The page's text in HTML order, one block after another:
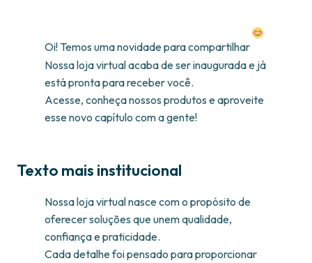
Oi! Temos uma novidade para compartilhar
Nossa loja virtual acaba de ser inaugurada e já
está pronta para receber você.
Acesse, conheça nossos produtos e aproveite
esse novo capítulo com a gente!
Texto mais institucional
Nossa loja virtual nasce com o propósito de
oferecer soluções que unem qualidade,
confiança e praticidade.
Cada detalhe foi pensado para proporcionar